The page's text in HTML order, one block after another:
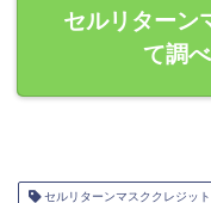
セルリターン
て調
セルリターンマスククレジッ